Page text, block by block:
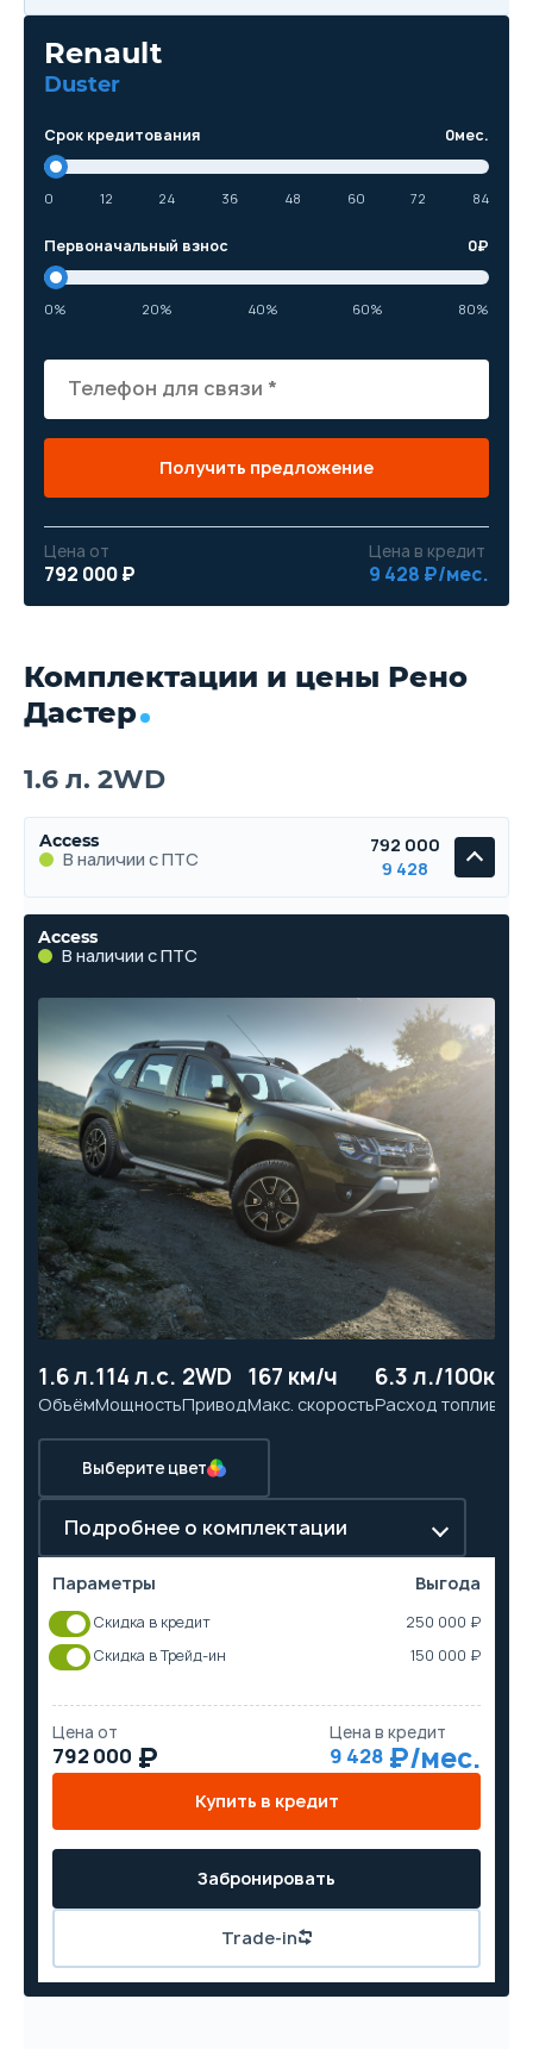
Renault
Duster
Срок кредитования 0мес.
0 12 24 36 48 60 72 84
Первоначальный взнос 0₽
0% 20% 40% 60% 80%
Получить предложение
Цена от
792 000 ₽
Цена в кредит
9 428 ₽/мес.
Комплектации и цены Рено
Дастер
1.6 л. 2WD
Access
В наличии с ПТС
792 000
9 428
Access
В наличии с ПТС
1.6 л.
Объём
114 л.с.
Мощность
2WD
Привод
167 км/ч
Макс. скорость
6.3 л./100км
Расход топлива
Выберите цвет
Подробнее о комплектации
Параметры Выгода
Скидка в кредит
250 000 ₽
Скидка в Трейд-ин
150 000 ₽
Цена от
792 000
Цена в кредит
9 428
Купить в кредит
Trade-in
Забронировать